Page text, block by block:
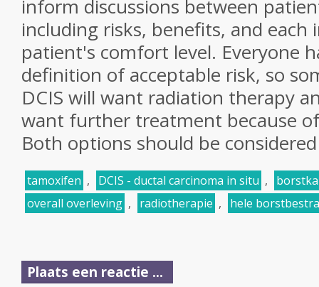
inform discussions between
including risks, benefits, and each
patient's comfort level. Everyone
definition of acceptable risk, so
DCIS will want radiation therapy
want further treatment because
Both options should be
tamoxifen , DCIS - ductal carcinoma in situ ,
overall overleving , radiotherapie , hele
Plaats een reactie ...